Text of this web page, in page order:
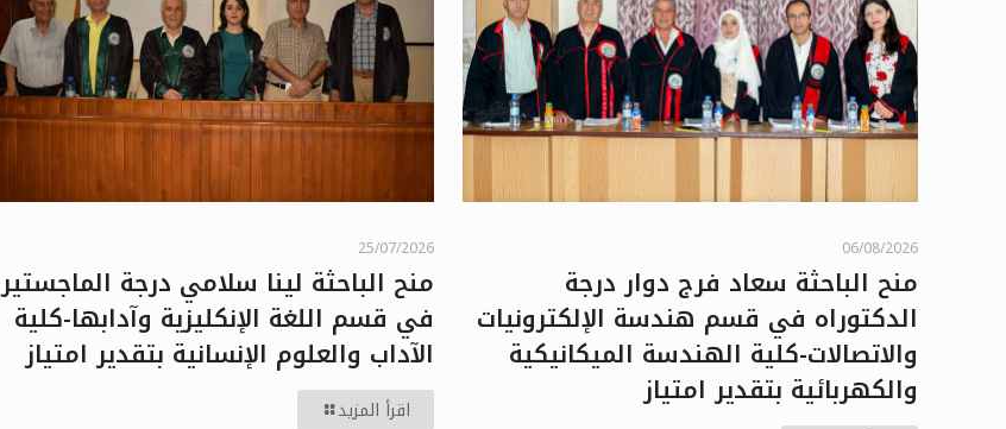
06/08/2026
منح الباحثة سعاد فرج دوار درجة
الدكتوراه في قسم هندسة الإلكترونيات
والاتصالات-كلية الهندسة الميكانيكية
والكهربائية بتقدير امتياز
25/07/2026
منح الباحثة لينا سلامي درجة الماجستير
في قسم اللغة الإنكليزية وآدابها-كلية
الآداب والعلوم الإنسانية بتقدير امتياز
اقرأ المزيد